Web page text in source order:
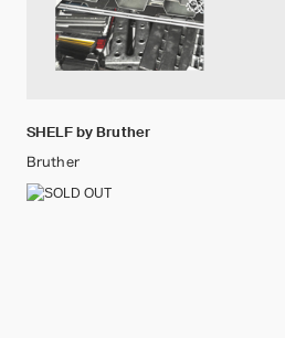
SHELF by Bruther
Bruther